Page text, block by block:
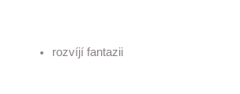
rozvíjí fantazii